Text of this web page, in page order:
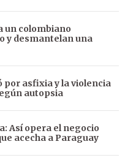
un colombiano
y desmantelan una
por asfixia y la violencia
autopsia
Así opera el negocio
acecha a Paraguay